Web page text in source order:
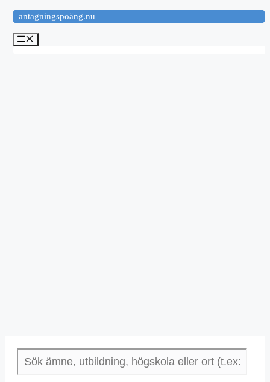
Hoppa
till
innehåll
antagningspoäng.nu
Meny